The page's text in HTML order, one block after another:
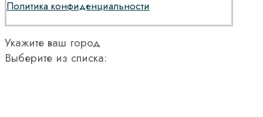
Политика конфиденциальности
Укажите ваш город
Выберите из списка: